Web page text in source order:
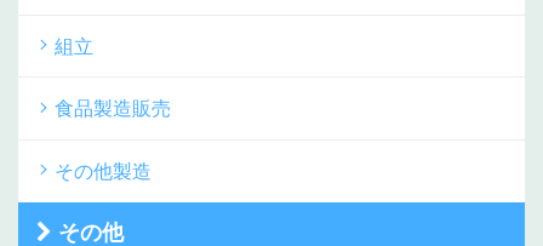
組立
食品製造販売
その他製造
その他